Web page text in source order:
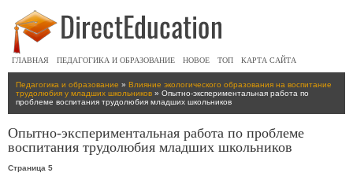
ГЛАВНАЯ ПЕДАГОГИКА И ОБРАЗОВАНИЕ НОВОЕ ТОП КАРТА САЙТА
Педагогика и образование » Влияние экологического образования на воспитание
трудолюбия у младших школьников » Опытно-экспериментальная работа по
проблеме воспитания трудолюбия младших школьников
Опытно-экспериментальная работа по проблеме
воспитания трудолюбия младших школьников
Страница 5